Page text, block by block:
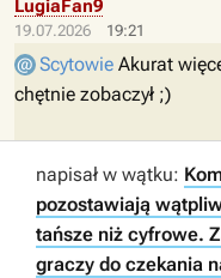
19.07.2026 19:21
LugiaFan9
Scytowie Akurat
chętnie zobaczył ;)
napisał w wątku:
pozostawiają
tańsze niż cyfrowe.
graczy do czekania